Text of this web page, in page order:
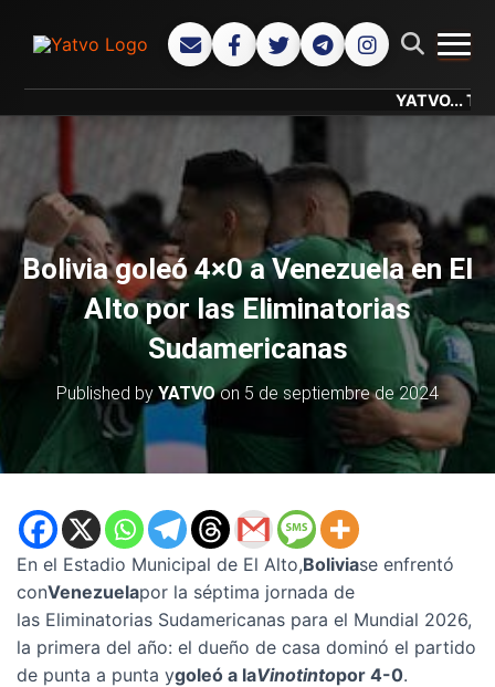
YATVO... Tu
Bolivia goleó 4×0 a Venezuela en El
Alto por las Eliminatorias
Sudamericanas
Published by YATVOon 5 de septiembre de 2024
En el Estadio Municipal de El Alto,Boliviase enfrentó
conVenezuelapor la séptima jornada de
las Eliminatorias Sudamericanas para el Mundial 2026,
la primera del año: el dueño de casa dominó el partido
de punta a punta ygoleó a laVinotintopor 4-0.